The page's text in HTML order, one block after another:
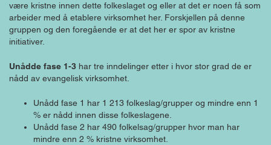
være kristne innen dette folkeslaget og eller at det er noen få som
arbeider med å etablere virksomhet her. Forskjellen på denne
gruppen og den foregående er at det her er spor av kristne
initiativer.
Unådde fase 1-3 har tre inndelinger etter i hvor stor grad de er
nådd av evangelisk virksomhet.
Unådd fase 1 har 1 213 folkeslag/grupper og mindre enn 1
% er nådd innen disse folkeslagene.
Unådd fase 2 har 490 folkelsag/grupper hvor man har
mindre enn 2 % kristne virksomhet.